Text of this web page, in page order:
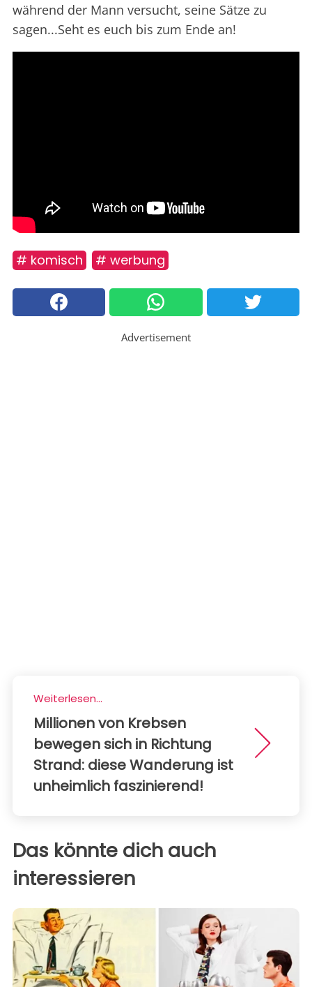
während der Mann versucht, seine Sätze zu
sagen...Seht es euch bis zum Ende an!
# komisch # werbung
Advertisement
Weiterlesen...
Millionen von Krebsen
bewegen sich in Richtung
Strand: diese Wanderung ist
unheimlich faszinierend!
Das könnte dich auch
interessieren